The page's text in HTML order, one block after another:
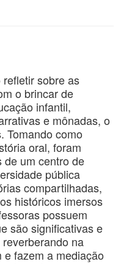
sobre as
o brincar de
infantil,
e mônadas, o
Tomando como
oral, foram
de um centro de
pública
compartilhadas,
históricos imersos
possuem
são significativas e
na
fazem a mediação